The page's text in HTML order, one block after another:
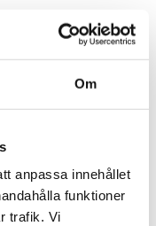
Om
anpassa innehållet
funktioner
trafik. Vi